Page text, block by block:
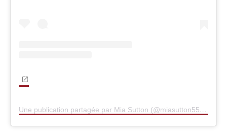
Une publication partagée par Mia Sutton (@miasutton55)